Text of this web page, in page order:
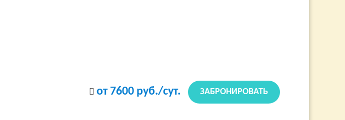
от 7600 руб./сут. ЗАБРОНИРОВАТЬ